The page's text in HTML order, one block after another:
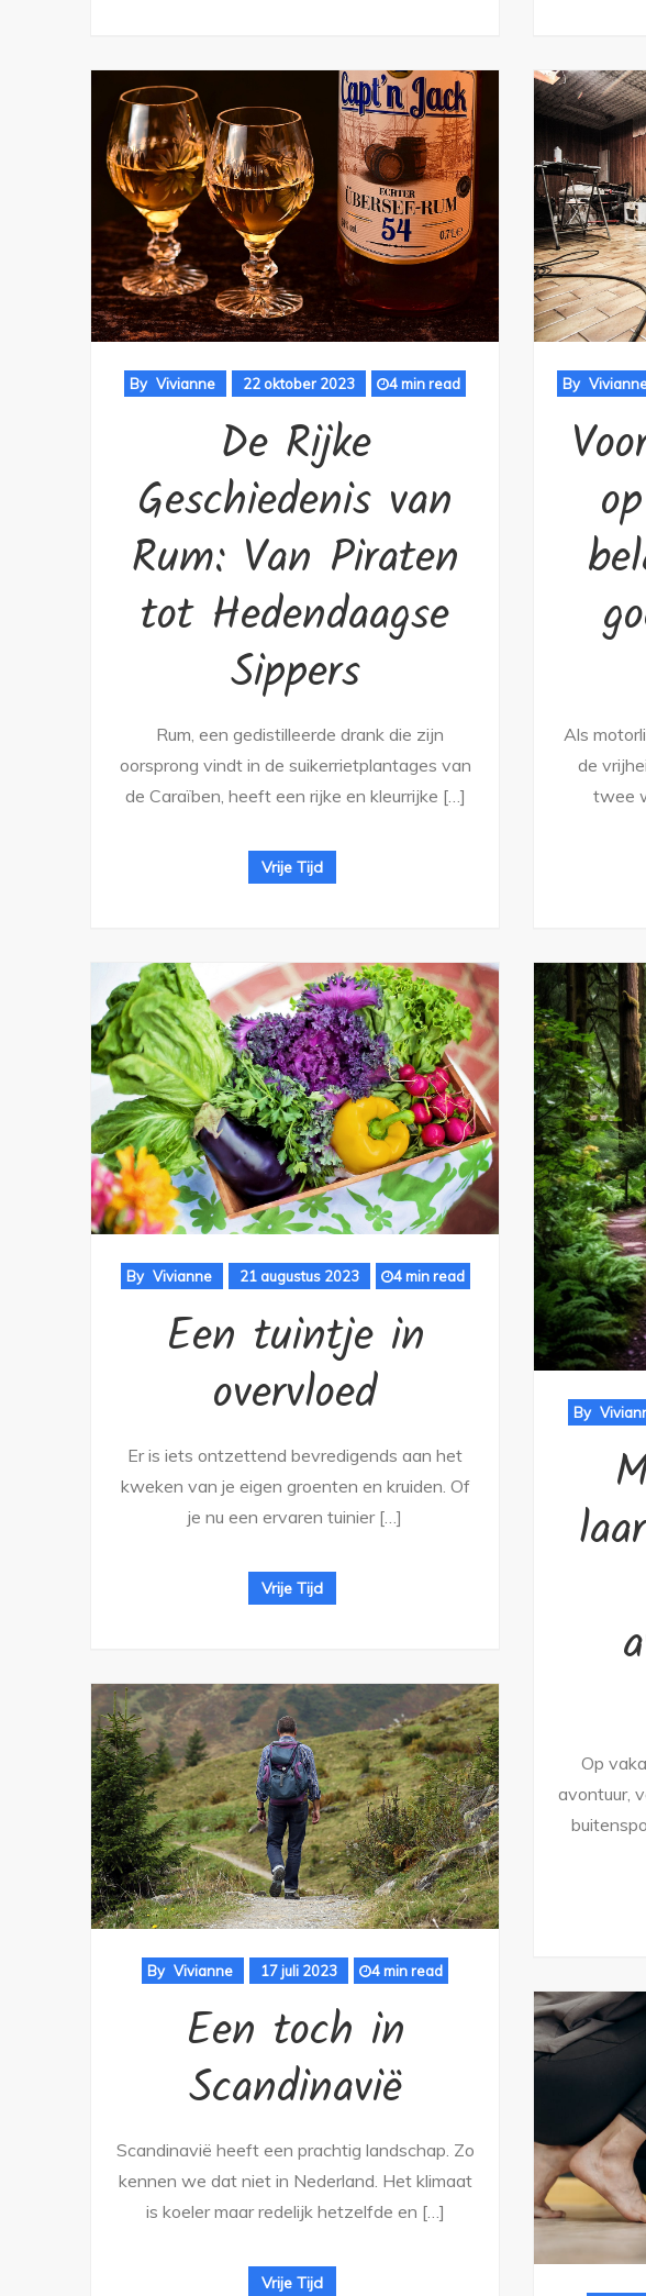
By Vivianne 22 oktober 2023 4 min read
De Rijke
Geschiedenis van
Rum: Van Piraten
tot Hedendaagse
Sippers
Rum, een gedistilleerde drank die zijn
oorsprong vindt in de suikerrietplantages van
de Caraïben, heeft een rijke en kleurrijke […]
Vrije Tijd
By
Als
de
twee
By Vivianne 21 augustus 2023 4 min read
Een tuintje in
overvloed
Er is iets ontzettend bevredigends aan het
kweken van je eigen groenten en kruiden. Of
je nu een ervaren tuinier […]
Vrije Tijd
By
Op
avontuur,
By Vivianne 17 juli 2023 4 min read
Een toch in
Scandinavië
Scandinavië heeft een prachtig landschap. Zo
kennen we dat niet in Nederland. Het klimaat
is koeler maar redelijk hetzelfde en […]
Vrije Tijd